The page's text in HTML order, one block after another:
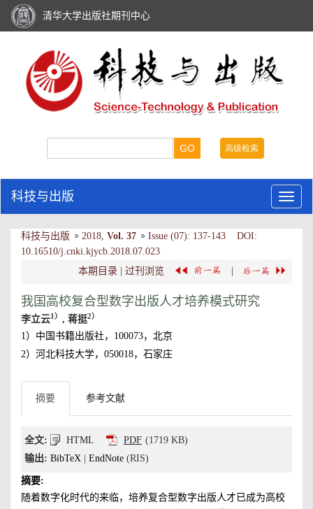
清华大学出版社期刊中心
科技与出版
科技与出版 2018, Vol. 37 Issue (07): 137-143 DOI:
10.16510/j.cnki.kjycb.2018.07.023
本期目录 | 过刊浏览 |
我国高校复合型数字出版人才培养模式研究
李立云1） , 蒋挺2）
1）中国书籍出版社，100073，北京
2）河北科技大学，050018，石家庄
摘要 参考文献
全文: HTML PDF (1719 KB)
输出: BibTeX EndNote (RIS)
摘要:
随着数字化时代的来临，培养复合型数字出版人才已成为高校